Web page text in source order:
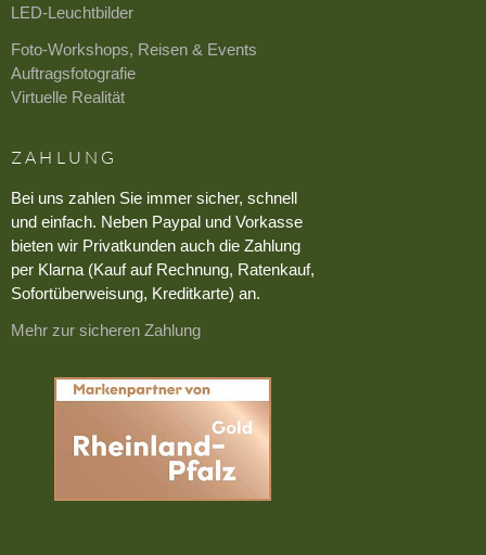
LED-Leuchtbilder
Foto-Workshops, Reisen & Events
Auftragsfotografie
Virtuelle Realität
ZAHLUNG
Bei uns zahlen Sie immer sicher, schnell
und einfach. Neben Paypal und Vorkasse
bieten wir Privatkunden auch die Zahlung
per Klarna (Kauf auf Rechnung, Ratenkauf,
Sofortüberweisung, Kreditkarte) an.
Mehr zur sicheren Zahlung